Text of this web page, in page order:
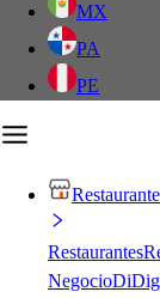
MX
PA
PE
Restaurantes
Negocio